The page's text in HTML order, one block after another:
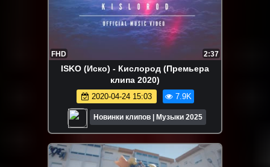
FHD 2:37
ISKO (Иско) - Кислород (Премьера
клипа 2020)
2020-04-24 15:03 7.9K
Новинки клипов | Музыки 2025